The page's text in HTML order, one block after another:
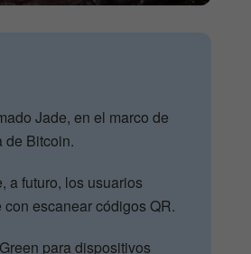
Jade, en el marco de
de Bitcoin.
a futuro, los usuarios
escanear códigos QR.
para dispositivos